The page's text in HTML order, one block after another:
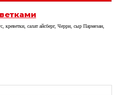
салат айсберг, Черри, сыр Пармезан,